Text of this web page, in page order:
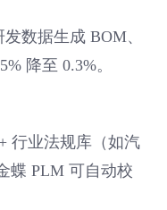
发数据生成 BOM、
降至 0.3%。
行业法规库（如汽
蝶 PLM 可自动校